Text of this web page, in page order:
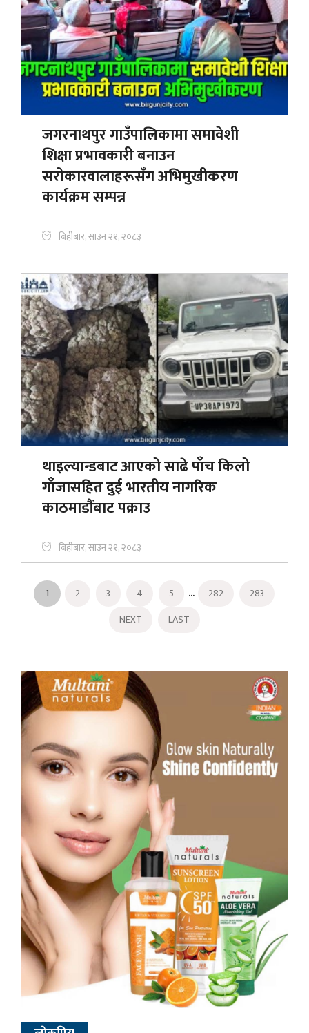
जगरनाथपुर गाउँपालिकामा समावेशी
शिक्षा प्रभावकारी बनाउन
सरोकारवालाहरूसँग अभिमुखीकरण
कार्यक्रम सम्पन्न
बिहीबार, साउन २१, २०८३
थाइल्यान्डबाट आएको साढे पाँच किलो
गाँजासहित दुई भारतीय नागरिक
काठमाडौंबाट पक्राउ
बिहीबार, साउन २१, २०८३
1 2 3 4 5 ... 282
283
NEXT
LAST